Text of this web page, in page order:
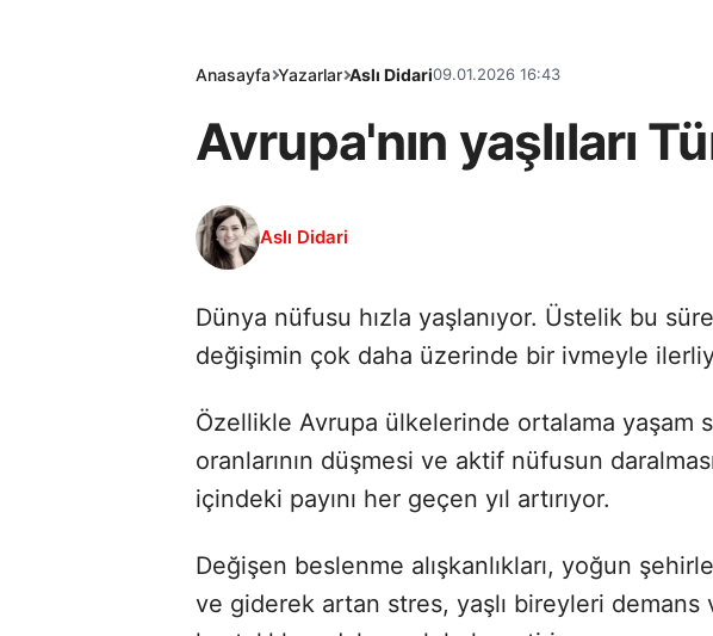
Anasayfa Yazarlar Aslı Didari09.01.2026 16:43
Avrupa'nın yaşlıları
Aslı Didari
Dünya nüfusu hızla yaşlanıyor. Üstelik bu
değişimin çok daha üzerinde bir ivmeyle
Özellikle Avrupa ülkelerinde ortalama yaşam
oranlarının düşmesi ve aktif nüfusun
içindeki payını her geçen yıl artırıyor.
Değişen beslenme alışkanlıkları, yoğun
ve giderek artan stres, yaşlı bireyleri